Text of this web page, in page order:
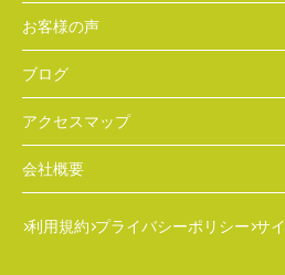
お客様の声
ブログ
アクセスマップ
会社概要
利用規約 プライバシーポリシー サ